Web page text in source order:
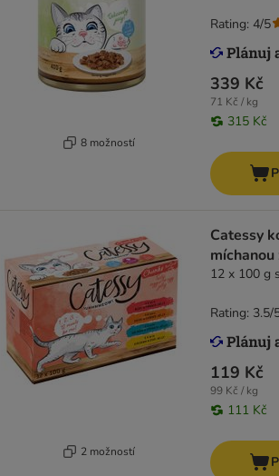
8 možností
339 Kč
71 Kč / kg
315 Kč
Rating: 4/5
2 možností
Catessy
12 x 100 g
119 Kč
99 Kč / kg
111 Kč
Rating: 3.5/